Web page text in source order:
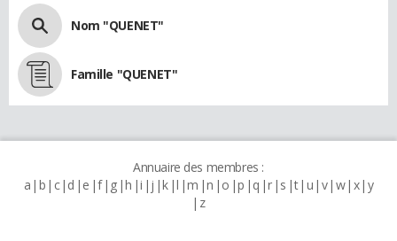
Nom "QUENET"
Famille "QUENET"
Annuaire des membres :
a b c d e f g h i j k l m n o p q r s t u v w x y
z